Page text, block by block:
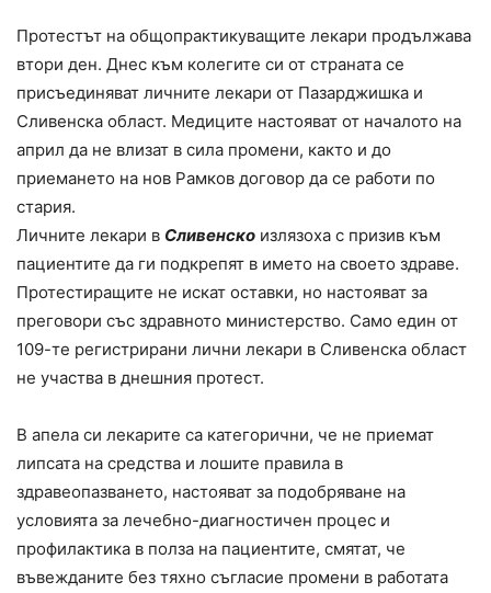
Протестът на общопрактикуващите лекари продължава
втори ден. Днес към колегите си от страната се
присъединяват личните лекари от Пазарджишка и
Сливенска област. Медиците настояват от началото на
април да не влизат в сила промени, както и до
приемането на нов Рамков договор да се работи по
стария.
Личните лекари в Сливенско излязоха с призив към
пациентите да ги подкрепят в името на своето здраве.
Протестиращите не искат оставки, но настояват за
преговори със здравното министерство. Само един от
109-те регистрирани лични лекари в Сливенска област
не участва в днешния протест.
В апела си лекарите са категорични, че не приемат
липсата на средства и лошите правила в
здравеопазването, настояват за подобряване на
условията за лечебно-диагностичен процес и
профилактика в полза на пациентите, смятат, че
въвежданите без тяхно съгласие промени в работата